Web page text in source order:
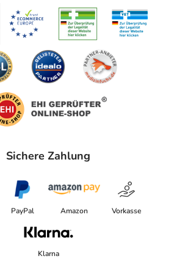
Produktsicherheitsverordnung (GPSR)
Sichere Zahlung
PayPal Amazon Vorkasse
Klarna